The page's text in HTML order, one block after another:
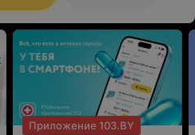
Приложение 103.BY